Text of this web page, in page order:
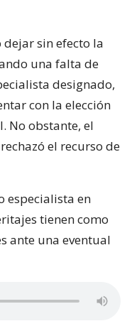
sin efecto la
una falta de
designado,
con la elección
No obstante, el
el recurso de
especialista en
tienen como
ante una eventual